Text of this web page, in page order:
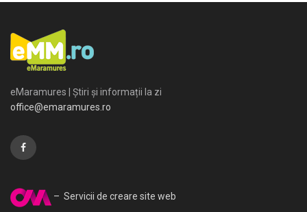
eMaramures | Știri și informații la zi
office@emaramures.ro
– Servicii de creare site web